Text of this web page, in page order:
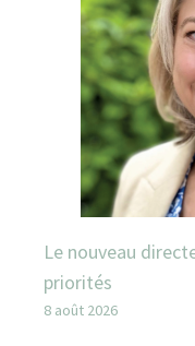
Le nouveau
priorités
8 août 2026